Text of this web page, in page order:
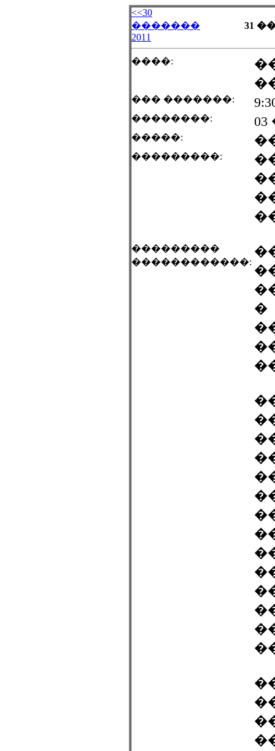
<<30
�������
2011
31
����:
��� �������:
��������:
�����:
���������:
���������
������������: